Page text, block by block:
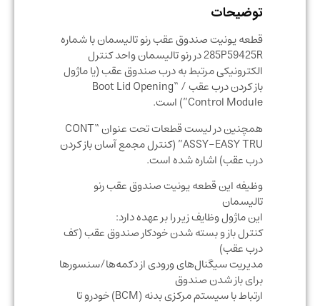
توضیحات
قطعه یونیت صندوق عقب رنو تالیسمان با شماره
285P59425R در رنو تالیسمان واحد کنترل
الکترونیکی مرتبط به درب صندوق عقب (یا ماژول
باز کردن درب عقب / “Boot Lid Opening
Control Module”) است.
همچنین در لیست قطعات تحت عنوان “CONT
ASSY-EASY TRU” (کنترل مجمع آسان باز کردن
درب عقب) اشاره شده است.
وظیفه این قطعه یونیت صندوق عقب رنو
تالیسمان
این ماژول وظایف زیر را بر عهده دارد:
کنترل باز و بسته شدن خودکار صندوق عقب (کف
درب عقب)
مدیریت سیگنال‌های ورودی از دکمه‌ها/سنسورها
برای باز شدن صندوق
ارتباط با سیستم مرکزی بدنه (BCM) خودرو تا